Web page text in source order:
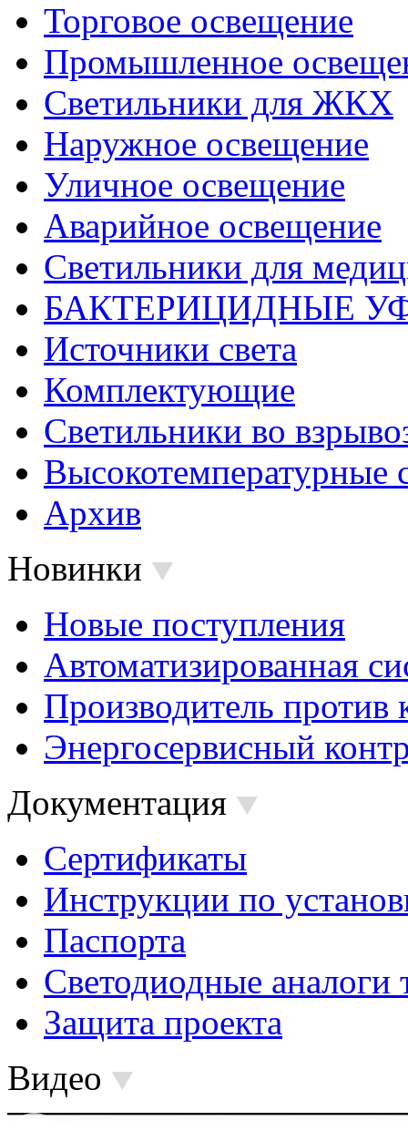
Торговое освещение
Промышленное
Светильники для ЖКХ
Наружное освещение
Уличное освещение
Аварийное освещение
Светильники для
БАКТЕРИЦИДНЫЕ
Источники света
Комплектующие
Светильники во
Высокотемпературные
Архив
Новинки
Новые поступления
Автоматизированная
Производитель против
Энергосервисный
Документация
Сертификаты
Инструкции по
Паспорта
Светодиодные аналоги
Защита проекта
Видео